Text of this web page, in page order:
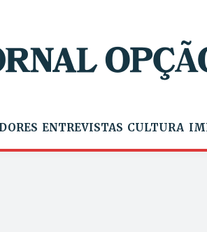
ENTREVISTAS CULTURA